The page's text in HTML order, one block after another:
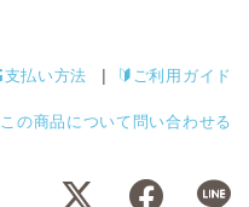
支払い方法 ご利用ガイド
この商品について問い合わせる